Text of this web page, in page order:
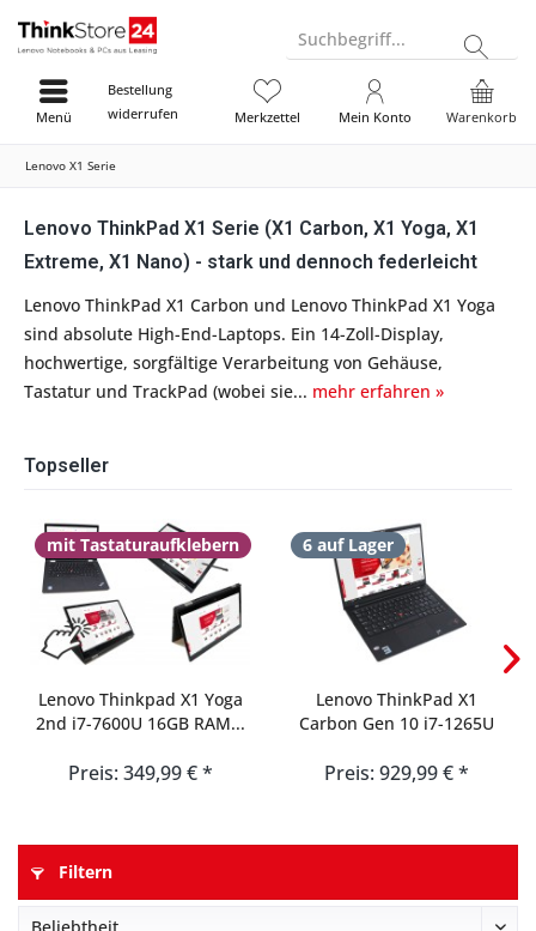
Suchbegriff...
Bestellung
widerrufen
Warenkorb
Merkzettel Mein Konto
Menü
Lenovo X1 Serie
Lenovo ThinkPad X1 Serie (X1 Carbon, X1 Yoga, X1
Extreme, X1 Nano) - stark und dennoch federleicht
Lenovo ThinkPad X1 Carbon und Lenovo ThinkPad X1 Yoga
sind absolute High-End-Laptops. Ein 14-Zoll-Display,
hochwertige, sorgfältige Verarbeitung von Gehäuse,
Tastatur und TrackPad (wobei sie... mehr erfahren »
Topseller
mit Tastaturaufklebern
Lenovo Thinkpad X1 Yoga
2nd i7-7600U 16GB RAM...
Preis: 349,99 € *
6 auf Lager
Lenovo ThinkPad X1
Carbon Gen 10 i7-1265U
Preis: 929,99 € *
Filtern